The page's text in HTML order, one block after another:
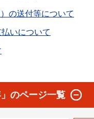
の送付等について
いについて
のページ一覧